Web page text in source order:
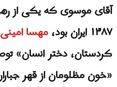
آقای موسوی که یکی از
۱۳۸۷ ایران بود،
مهسا امینی
کردستان، دختر انسان»
«خون مظلومان از قهر